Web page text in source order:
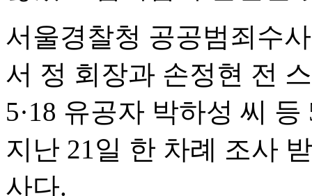
서울경찰청 공공범죄수
서 정 회장과 손정현 전
5·18 유공자 박하성 씨
지난 21일 한 차례 조사
사다.